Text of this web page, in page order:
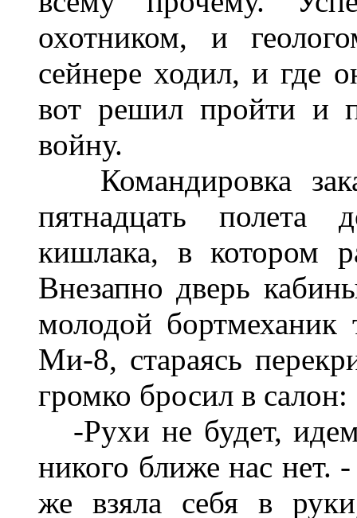
охотником, и
сейнере ходил, и где
вот решил пройти и
войну.
Командировка
пятнадцать полета
кишлака, в котором
Внезапно дверь
молодой бортмеханик
Ми-8, стараясь
громко бросил в салон:
-Рухи не будет,
никого ближе нас нет.
же взяла себя в